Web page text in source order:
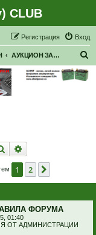
CLUB
Вход
Регистрация
АУКЦИОН ЗАПЧАСТЕЙ
Поиск
1 2
ФОРУМА
01:40
ОТ АДМИНИСТРАЦИИ